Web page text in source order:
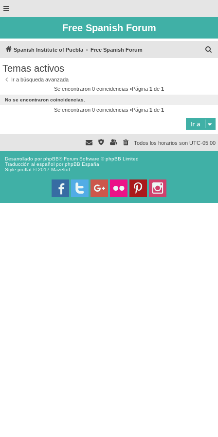
Free Spanish Forum
Spanish Institute of Puebla Free Spanish Forum
Temas activos
Ir a búsqueda avanzada
Se encontraron 0 coincidencias •Página 1 de 1
No se encontraron coincidencias.
Se encontraron 0 coincidencias •Página 1 de 1
Ir a
Todos los horarios son UTC-05:00
Desarrollado porphpBB® Forum Software © phpBB Limited
Traducción al español porphpBB España
Style proflat © 2017 Mazeltof